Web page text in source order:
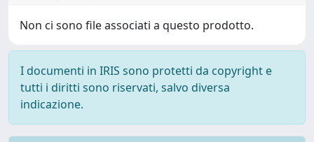
Non ci sono file associati a questo prodotto.
I documenti in IRIS sono protetti da copyright e
tutti i diritti sono riservati, salvo diversa
indicazione.